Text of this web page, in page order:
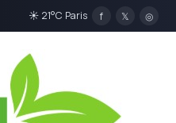
☀ 21°C Paris f 𝕏 ◎